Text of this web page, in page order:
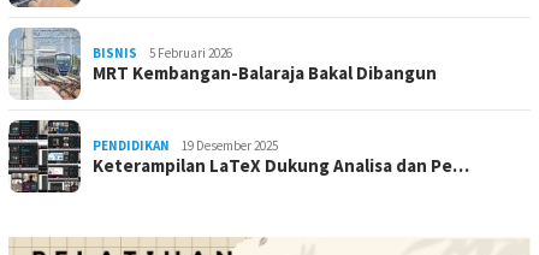
BISNIS 5 Februari 2026
MRT Kembangan-Balaraja Bakal Dibangun
PENDIDIKAN 19 Desember 2025
Keterampilan LaTeX Dukung Analisa dan Pe…